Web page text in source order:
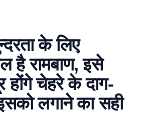
के लिए
है रामबाण, इसे
होंगे चेहरे के दाग-
लगाने का सही